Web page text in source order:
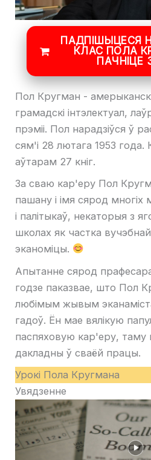
ПАДПІШЫЦЕСЯ
КЛАС ПОЛА
ПАЧНІЦЕ
Пол Кругман - амерыканскі
грамадскі інтэлектуал,
прэміі. Пол нарадзіўся ў
сям'і 28 лютага 1953 года.
аўтарам 27 кніг.
За сваю кар'еру Пол
пашану і імя сярод
і палітыкаў, некаторыя з
школах як частка
эканоміцы.
Апытанне сярод
годзе паказвае, што Пол
любімым жывым
гадоў. Ён мае вялікую
паспяховую кар'еру, таму
дакладны ў сваёй працы.
Урокі Пола Кругмана
Увядзенне